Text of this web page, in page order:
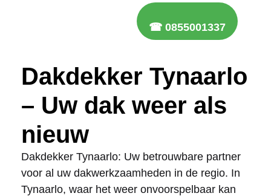
☎ 0855001337
Dakdekker Tynaarlo
– Uw dak weer als
nieuw
Dakdekker Tynaarlo: Uw betrouwbare partner
voor al uw dakwerkzaamheden in de regio. In
Tynaarlo, waar het weer onvoorspelbaar kan